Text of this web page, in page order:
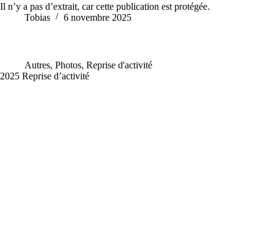
Il n’y a pas d’extrait, car cette publication est protégée.
Tobias
6 novembre 2025
Autres, Photos, Reprise d'activité
2025 Reprise d’activité